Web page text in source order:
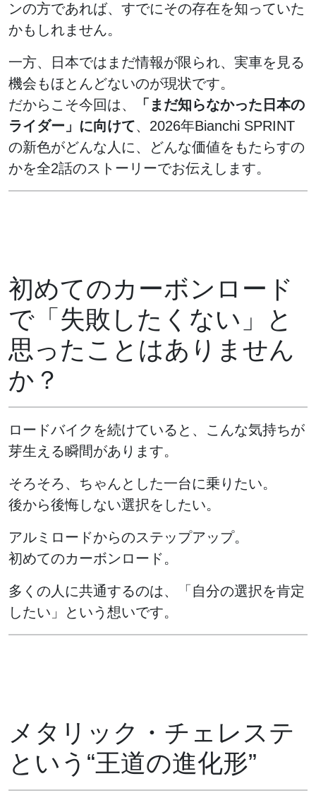
ンの方であれば、すでにその存在を知っていた
かもしれません。
一方、日本ではまだ情報が限られ、実車を見る
機会もほとんどないのが現状です。
だからこそ今回は、
「まだ知らなかった日本の
ライダー」に向けて、2026年Bianchi SPRINT
の新色がどんな人に、どんな価値をもたらすの
かを全2話のストーリーでお伝えします。
初めてのカーボンロード
で「失敗したくない」と
思ったことはありません
か？
ロードバイクを続けていると、こんな気持ちが
芽生える瞬間があります。
そろそろ、ちゃんとした一台に乗りたい。
後から後悔しない選択をしたい。
アルミロードからのステップアップ。
初めてのカーボンロード。
多くの人に共通するのは、「自分の選択を肯定
したい」という想いです。
メタリック・チェレステ
という“王道の進化形”